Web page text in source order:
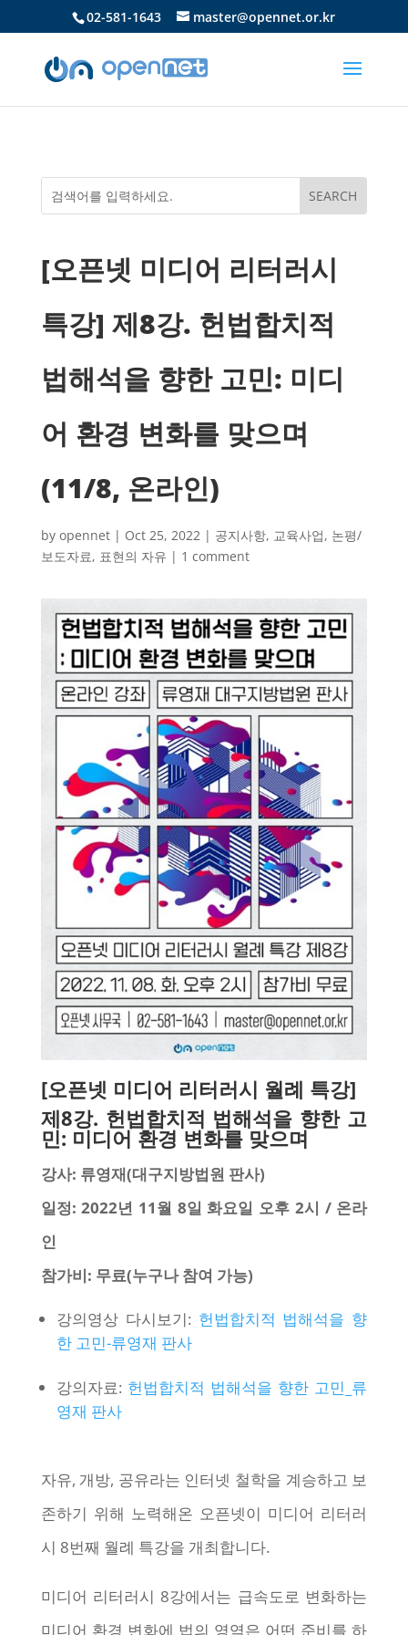
02-581-1643 master@opennet.or.kr
[오픈넷 미디어 리터러시
특강] 제8강. 헌법합치적
법해석을 향한 고민: 미디
어 환경 변화를 맞으며
(11/8, 온라인)
by opennet| Oct 25, 2022| 공지사항, 교육사업, 논평/
보도자료, 표현의 자유 | 1 comment
[오픈넷 미디어 리터러시 월례 특강]
제8강. 헌법합치적 법해석을 향한 고
민: 미디어 환경 변화를 맞으며
강사: 류영재(대구지방법원 판사)
일정: 2022년 11월 8일 화요일 오후 2시 / 온라
인
참가비: 무료(누구나 참여 가능)
강의영상 다시보기: 헌법합치적 법해석을 향
한 고민-류영재 판사
강의자료: 헌법합치적 법해석을 향한 고민_류
영재 판사
자유, 개방, 공유라는 인터넷 철학을 계승하고 보
존하기 위해 노력해온 오픈넷이 미디어 리터러
시 8번째 월례 특강을 개최합니다.
미디어 리터러시 8강에서는 급속도로 변화하는
미디어 환경 변화에 법의 영역은 어떤 준비를 하